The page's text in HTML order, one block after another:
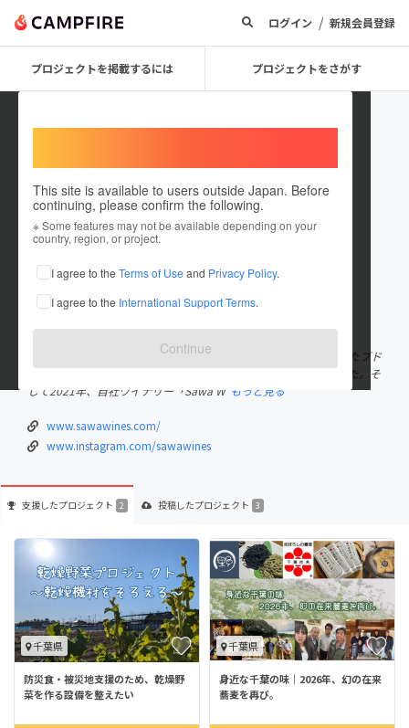
ログイン / 新規会員登録
プロジェクトを掲載するには プロジェクトをさがす
This site is available to users outside Japan. Before
continuing, please confirm the following.
※ Some features may not be available depending on your
country, region, or project.
I agree to the Terms of Use and Privacy Policy.
I agree to the International Support Terms.
Continue
Sawa Wines
これまでに2回支援して3件のプロジェクトを投稿しています
在住国：日本 現在地：千葉県
出身国：日本 出身地：千葉県
千葉県八街（やちまた）市で2010年よりブドウ栽培を始め、出来たブド
ウを2014年から委託醸造してもらい、ワインに製品化してきました。そ
して2021年、自社ワイナリー「Sawa W もっと見る
www.sawawines.com/
www.instagram.com/sawawines
支援したプロジェクト 2 投稿したプロジェクト 3
千葉県
防災食・被災地支援のため、乾燥野
菜を作る設備を整えたい
千葉県
身近な千葉の味｜2026年、幻の在来
蕎麦を再び。